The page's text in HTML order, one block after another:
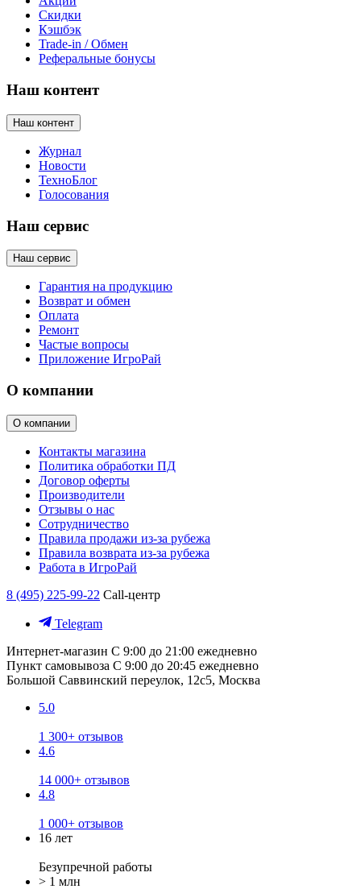
Скидки
Кэшбэк
Trade-in / Обмен
Реферальные бонусы
Наш контент
Наш контент
Журнал
Новости
ТехноБлог
Голосования
Наш сервис
Наш сервис
Гарантия на продукцию
Возврат и обмен
Оплата
Ремонт
Частые вопросы
Приложение ИгроРай
О компании
О компании
Контакты магазина
Политика обработки ПД
Договор оферты
Производители
Отзывы о нас
Сотрудничество
Правила продажи из-за рубежа
Правила возврата из-за рубежа
Работа в ИгроРай
8 (495) 225-99-22 Call-центр
Telegram
Интернет-магазин С 9:00 до 21:00 ежедневно
Пункт самовывоза С 9:00 до 20:45 ежедневно
Большой Саввинский переулок, 12с5, Москва
5.0
1 300+ отзывов
4.6
14 000+ отзывов
4.8
1 000+ отзывов
16 лет
Безупречной работы
> 1 млн